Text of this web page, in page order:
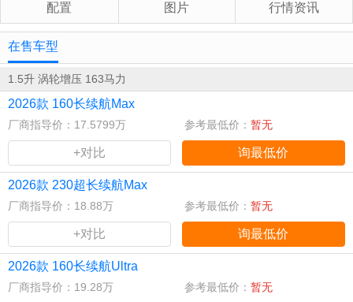
配置 图片 行情资讯
在售车型
1.5升 涡轮增压 163马力
2026款 160长续航Max
厂商指导价：17.5799万 参考最低价： 暂无
+对比 询最低价
2026款 230超长续航Max
厂商指导价：18.88万 参考最低价： 暂无
+对比 询最低价
2026款 160长续航Ultra
厂商指导价：19.28万 参考最低价： 暂无